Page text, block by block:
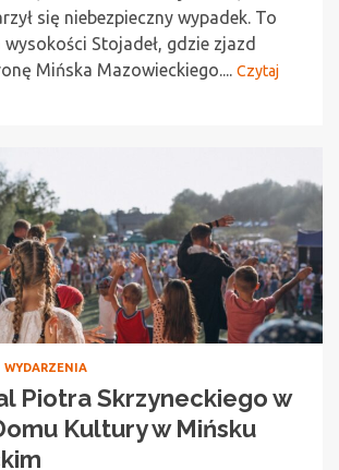
się niebezpieczny wypadek. To
wysokości Stojadeł, gdzie zjazd
Mińska Mazowieckiego.... Czytaj
WYDARZENIA
Piotra Skrzyneckiego w
Kultury w Mińsku